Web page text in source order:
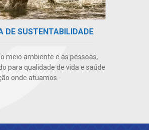
DE SUSTENTABILIDADE
meio ambiente e as pessoas,
para qualidade de vida e saúde
onde atuamos.